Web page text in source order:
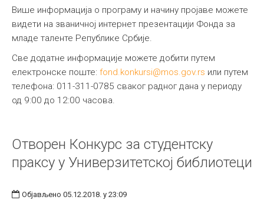
Више информација о програму и начину пројаве можете
видети на званичној интернет презентацији Фонда за
младе таленте Републике Србије.
Све додатне информације можете добити путем
електронске поште: fond.konkursi@mos.gov.rs или путем
телефона: 011-311-0785 сваког радног дана у периоду
од 9:00 до 12:00 часова.
Отворен Конкурс за студентску
праксу у Универзитетској библиотеци
Објављено 05.12.2018. у 23:09